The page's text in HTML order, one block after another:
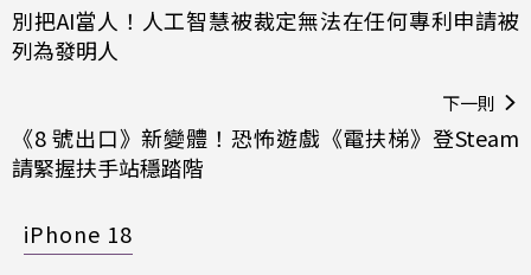
別把AI當人！人工智慧被裁定無法在任何專利申請被
列為發明人
下一則
《8 號出口》新變體！恐怖遊戲《電扶梯》登Steam
請緊握扶手站穩踏階
iPhone 18